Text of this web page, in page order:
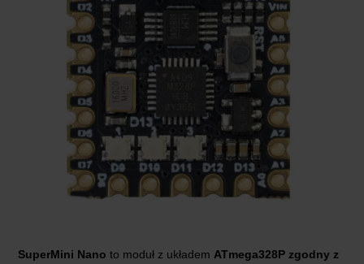
SuperMini Nano to moduł z układem ATmega328P zgodny z